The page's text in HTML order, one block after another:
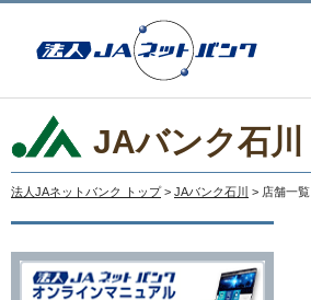
JAバンク石川
法人JAネットバンク トップ > JAバンク石川 > 店舗一覧